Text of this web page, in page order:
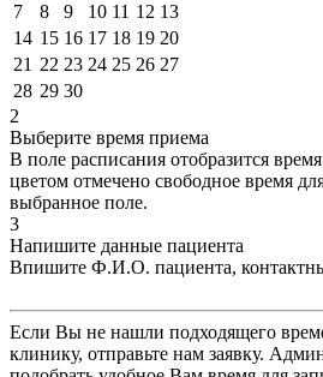
7
8 9 10 11 12 13
14 15 16 17 18 19 20
21 22 23 24 25 26 27
28 29 30
2
Выберите время приема
В поле расписания отобразится
цветом отмечено свободное время
выбранное поле.
3
Напишите данные пациента
Впишите Ф.И.О. пациента,
Если Вы не нашли подходящего
клинику, отправьте нам заявку.